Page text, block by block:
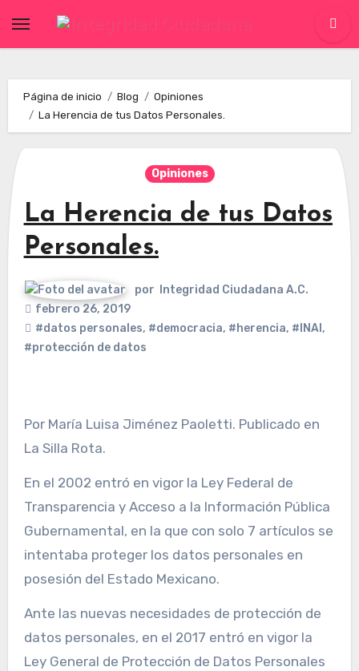
Página de inicio Blog
Opiniones
La Herencia de tus Datos Personales.
Opiniones
La Herencia de tus Datos
Personales.
por
Integridad Ciudadana A.C.
febrero 26, 2019
#datos personales, #democracia, #herencia, #INAI ,
#protección de datos
Por María Luisa Jiménez Paoletti. Publicado en
La Silla Rota.
En el 2002 entró en vigor la Ley Federal de
Transparencia y Acceso a la Información Pública
Gubernamental, en la que con solo 7 artículos se
intentaba proteger los datos personales en
posesión del Estado Mexicano.
Ante las nuevas necesidades de protección de
datos personales, en el 2017 entró en vigor la
Ley General de Protección de Datos Personales